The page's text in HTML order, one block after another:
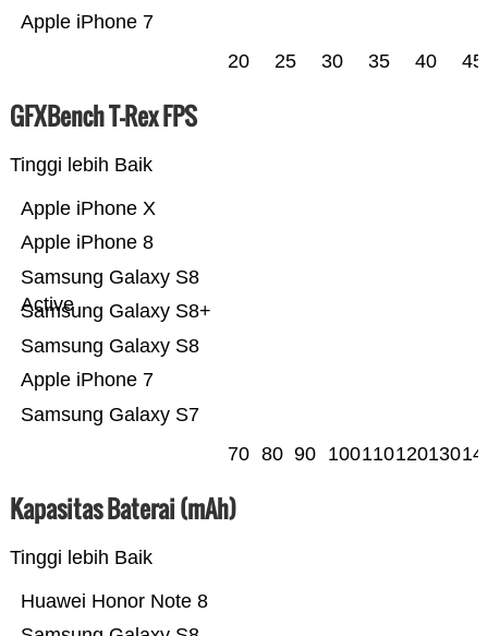
Apple iPhone 7
20 25 30 35 40 45
GFXBench T-Rex FPS
Tinggi lebih Baik
Samsung Galaxy S7
Apple iPhone 7
Samsung Galaxy S8
Samsung Galaxy S8+
Samsung Galaxy S8
Active
Apple iPhone 8
Apple iPhone X
70 80 90 100110120130
Kapasitas Baterai (mAh)
Tinggi lebih Baik
Huawei Honor Note 8